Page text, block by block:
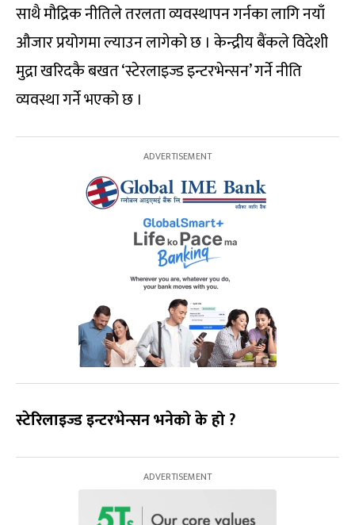
साथै मौद्रिक नीतिले तरलता व्यवस्थापन गर्नका लागि नयाँ
औजार प्रयोगमा ल्याउन लागेको छ । केन्द्रीय बैंकले विदेशी
मुद्रा खरिदकै बखत ‘स्टेरलाइज्ड इन्टरभेन्सन’ गर्ने नीति
व्यवस्था गर्ने भएको छ ।
स्टेरिलाइज्ड इन्टरभेन्सन भनेको के हो ?